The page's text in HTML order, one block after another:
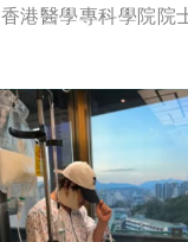
香港醫學專科學院院